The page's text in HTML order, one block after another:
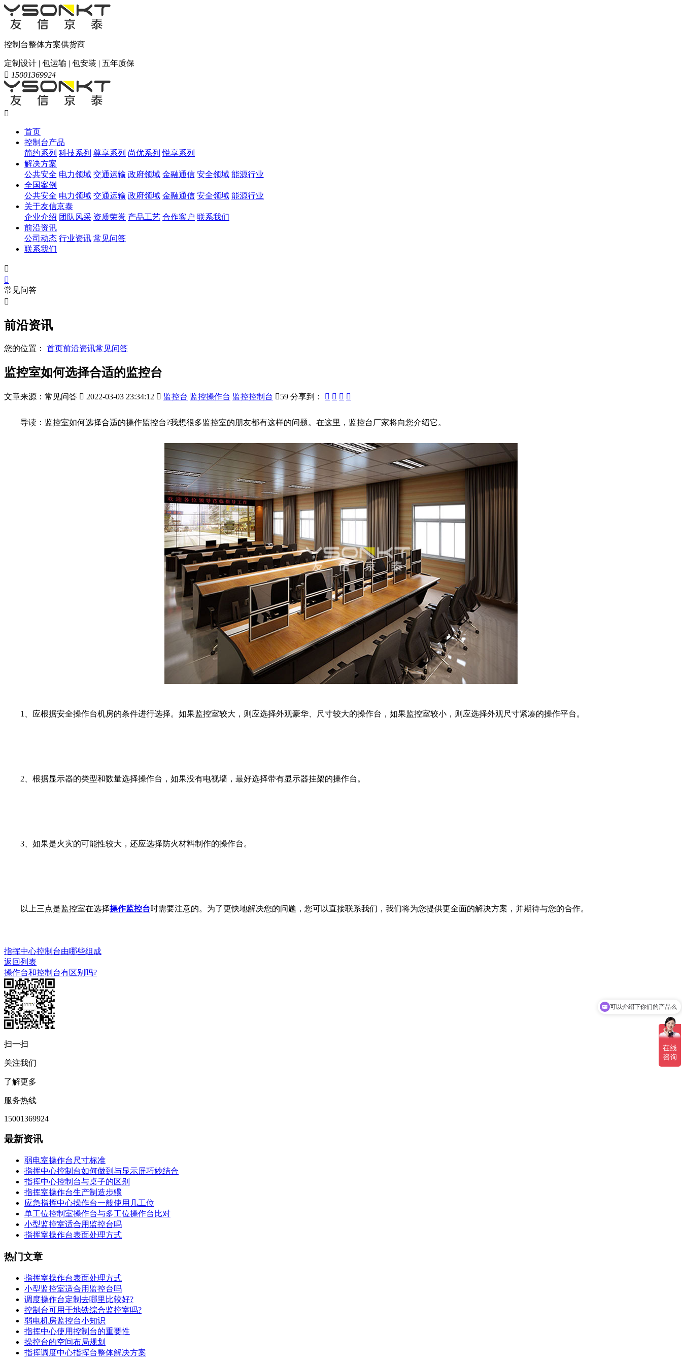
控制台整体方案供货商
定制设计 | 包运输 | 包安装 | 五年质保
 15001369924

首页
控制台产品
简约系列 科技系列 尊享系列 尚优系列 悦享系列
解决方案
公共安全 电力领域 交通运输 政府领域 金融通信 安全领域 能源行业
全国案例
公共安全 电力领域 交通运输 政府领域 金融通信 安全领域 能源行业
关于友信京泰
企业介绍 团队风采 资质荣誉 产品工艺 合作客户 联系我们
前沿资讯
公司动态 行业资讯 常见问答
联系我们


常见问答

前沿资讯
您的位置： 首页前沿资讯常见问答
监控室如何选择合适的监控台
文章来源：常见问答  2022-03-03 23:34:12  监控台 监控操作台 监控控制台 59 分享到：    
导读：监控室如何选择合适的操作监控台?我想很多监控室的朋友都有这样的问题。在这里，监控台厂家将向您介绍它。
1、应根据安全操作台机房的条件进行选择。如果监控室较大，则应选择外观豪华、尺寸较大的操作台，如果监控室较小，则应选择外观尺寸紧凑的操作平台。
2、根据显示器的类型和数量选择操作台，如果没有电视墙，最好选择带有显示器挂架的操作台。
3、如果是火灾的可能性较大，还应选择防火材料制作的操作台。
以上三点是监控室在选择操作监控台时需要注意的。为了更快地解决您的问题，您可以直接联系我们，我们将为您提供更全面的解决方案，并期待与您的合作。
指挥中心控制台由哪些组成
返回列表
操作台和控制台有区别吗?
扫一扫
关注我们
了解更多
服务热线
15001369924
最新资讯
弱电室操作台尺寸标准
指挥中心控制台如何做到与显示屏巧妙结合
指挥中心控制台与桌子的区别
指挥室操作台生产制造步骤
应急指挥中心操作台一般使用几工位
单工位控制室操作台与多工位操作台比对
小型监控室适合用监控台吗
指挥室操作台表面处理方式
热门文章
指挥室操作台表面处理方式
小型监控室适合用监控台吗
调度操作台定制去哪里比较好?
控制台可用于地铁综合监控室吗?
弱电机房监控台小知识
指挥中心使用控制台的重要性
操控台的空间布局规划
指挥调度中心指挥台整体解决方案
你们是怎么收费的呢